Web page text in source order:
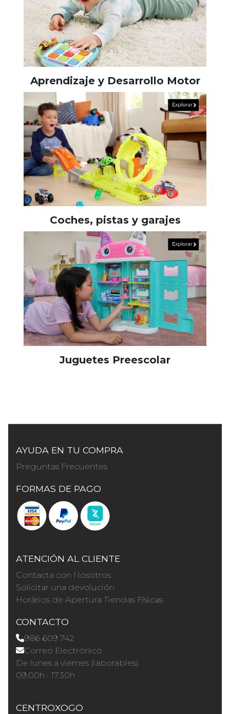
Aprendizaje y Desarrollo Motor
Coches, pistas y garajes
Juguetes Preescolar
AYUDA EN TU COMPRA
Preguntas Frecuentes
FORMAS DE PAGO
ATENCIÓN AL CLIENTE
Contacta con Nosotros
Solicitar una devolución
Horários de Apertura Tiendas Físicas
CONTACTO
986 609 742
Correo Electrónico
De lunes a viernes (laborables)
09.00h · 17.30h
CENTROXOGO